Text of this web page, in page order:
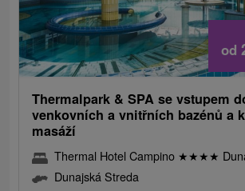
od
Thermalpark & ​​SPA se vstupem
venkovních a vnitřních bazénů a
masáží
Thermal Hotel Campino ★★★★
Dunajská Streda